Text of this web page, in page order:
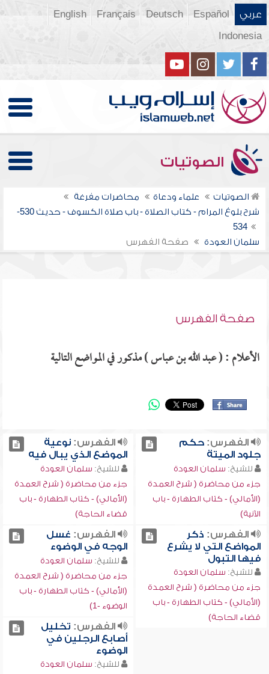
عربي Español
Deutsch
Français
English
Indonesia
الصوتيات
الصوتيات علماء ودعاة
محاضرات مفرغة
شرح بلوغ المرام - كتاب الصلاة - باب صلاة الكسوف - حديث 530-
534
سلمان العودة
صفحة الفهرس
صفحة الفهرس
الأعلام : ( عبد الله بن عباس ) مذكور في المواضع التالية
الفهرس:حكم
جلود الميتة
للشيخ: سلمان العودة
جزء من محاضرة ( شرح العمدة
(الأمالي) - كتاب الطهارة - باب
الآنية)
الفهرس:نوعية
الموضع الذي يبال فيه
للشيخ: سلمان العودة
جزء من محاضرة ( شرح العمدة
(الأمالي) - كتاب الطهارة - باب
قضاء الحاجة)
الفهرس: ذكر
المواضع التي لا يشرع
فيها التبول
للشيخ: سلمان العودة
جزء من محاضرة ( شرح العمدة
(الأمالي) - كتاب الطهارة - باب
قضاء الحاجة)
الفهرس: غسل
الوجه في الوضوء
للشيخ: سلمان العودة
جزء من محاضرة ( شرح العمدة
(الأمالي) - كتاب الطهارة - باب
الوضوء -1)
الفهرس: تخليل
أصابع الرجلين في
الوضوء
للشيخ: سلمان العودة